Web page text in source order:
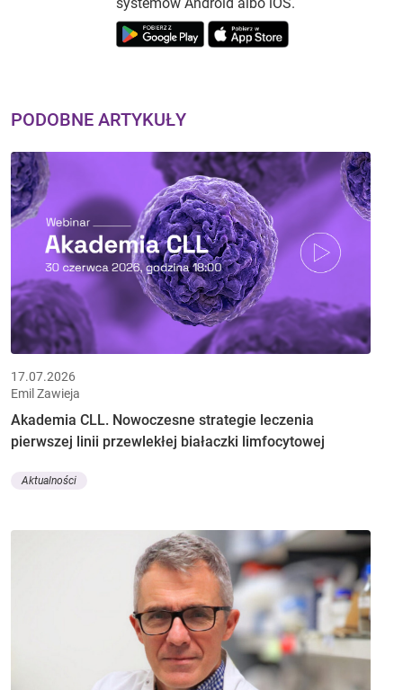
PODOBNE ARTYKUŁY
17.07.2026
Emil Zawieja
Akademia CLL. Nowoczesne strategie leczenia
pierwszej linii przewlekłej białaczki limfocytowej
Aktualności